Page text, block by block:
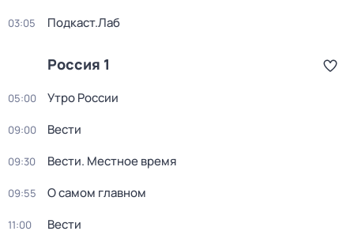
03:05 Подкаст.Лаб
Россия 1
05:00 Утро России
09:00 Вести
09:30 Вести. Местное время
09:55 О самом главном
11:00 Вести